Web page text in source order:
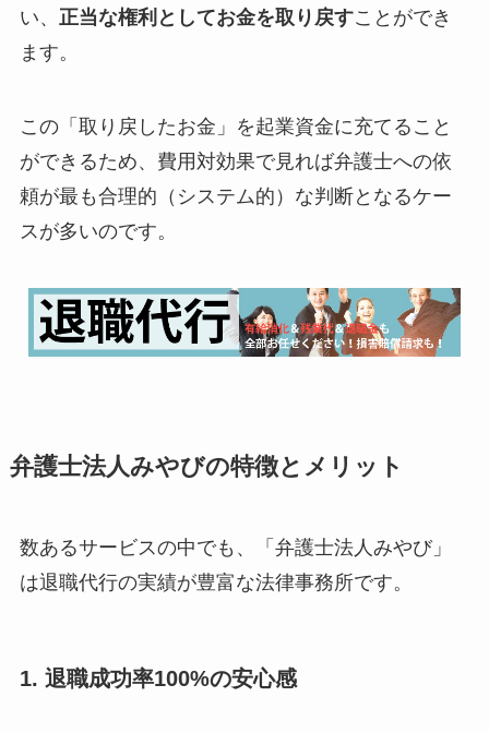
い、 正当な権利としてお金を取り戻すことができ
ます。
この「取り戻したお金」を起業資金に充てること
ができるため、費用対効果で見れば弁護士への依
頼が最も合理的（システム的）な判断となるケー
スが多いのです。
弁護士法人みやびの特徴とメリット
数あるサービスの中でも、「弁護士法人みやび」
は退職代行の実績が豊富な法律事務所です。
1. 退職成功率100%の安心感